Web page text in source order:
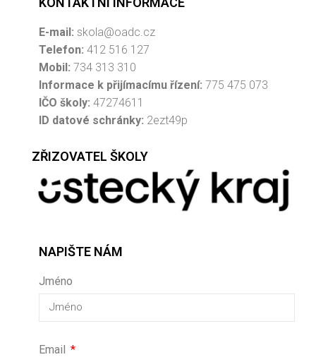
E-mail: skola@oadc.cz
Telefon: 412 516 127
Mobil: 734 313 310
Informace k přijímacímu řízení: 775 475 073
IČO školy: 47274611
ID datové schránky: 2ezt49p
ZŘIZOVATEL ŠKOLY
NAPIŠTE NÁM
Jméno
Email